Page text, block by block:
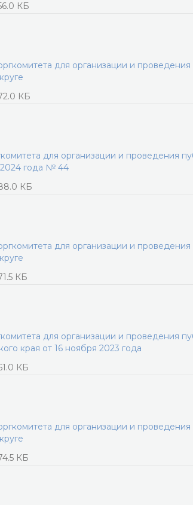
КБ
для организации и
КБ
для организации и проведения
2024 года № 44
КБ
для организации и
КБ
для организации и проведения
края от 16 ноября 2023 года
КБ
для организации и
КБ